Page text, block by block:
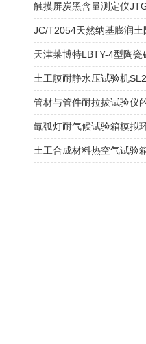
触摸屏炭黑含量测定仪
土工膜耐静水压试验机
管材与管件耐拉拔试验仪
土工合成材料热空气试验